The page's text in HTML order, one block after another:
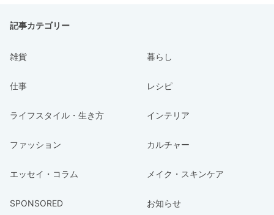
記事カテゴリー
雑貨 暮らし
仕事 レシピ
ライフスタイル・生き方 インテリア
ファッション カルチャー
エッセイ・コラム メイク・スキンケア
SPONSORED お知らせ